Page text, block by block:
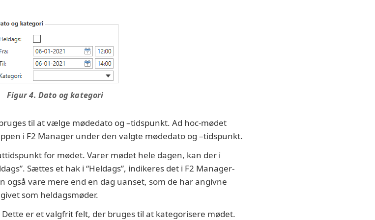
Figur 4. Dato og kategori
til at vælge mødedato og –tidspunkt. Ad hoc-mødet
i F2 Manager under den valgte mødedato og –tidspunkt.
for mødet. Varer mødet hele dagen, kan der i
Sættes et hak i “Heldags”, indikeres det i F2 Manager-
også vare mere end en dag uanset, som de har angivne
som heldagsmøder.
er et valgfrit felt, der bruges til at kategorisere mødet.